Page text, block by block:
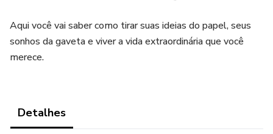
Aqui você vai saber como tirar suas ideias do papel, seus
sonhos da gaveta e viver a vida extraordinária que você
merece.
Detalhes